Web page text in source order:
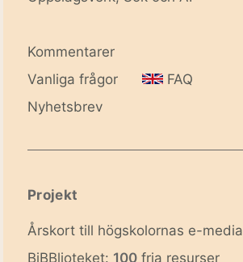
Kommentarer
Vanliga frågor
FAQ
Nyhetsbrev
Projekt
Årskort till högskolornas e-media
BiBBlioteket: 100 fria resurser